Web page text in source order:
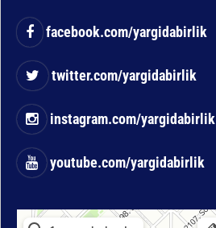
facebook.com/yargidabirlik
twitter.com/yargidabirlik
instagram.com/yargidabirlik
youtube.com/yargidabirlik